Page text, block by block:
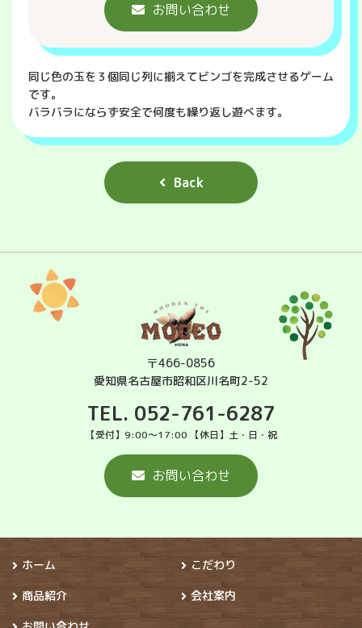
お問い合わせ
同じ色の玉を３個同じ列に揃えてビンゴを完成させるゲーム
です。
バラバラにならず安全で何度も繰り返し遊べます。
Back
〒466-0856
愛知県名古屋市昭和区川名町2-52
TEL. 052-761-6287
【受付】9:00～17:00 【休日】土・日・祝
お問い合わせ
ホーム
こだわり
商品紹介
会社案内